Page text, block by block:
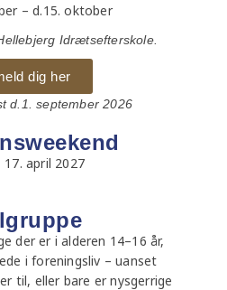
– d.15. oktober
Idrætsefterskole.
dig her
d.1. september 2026
17. april 2027
der er i alderen 14–16 år,
i foreningsliv – uanset
til, eller bare er nysgerrige